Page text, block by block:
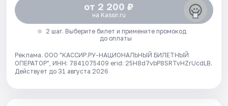
от 2 200 ₽
на Kassir.ru
2 шаг. Выберите билет и примените промокод
до оплаты
Реклама. ООО "КАССИР.РУ-НАЦИОНАЛЬНЫЙ БИЛЕТНЫЙ
ОПЕРАТОР", ИНН: 7841075409 erid: 25H8d7vbP8SRTvHZrUcdLB.
Действует до 31 августа 2026